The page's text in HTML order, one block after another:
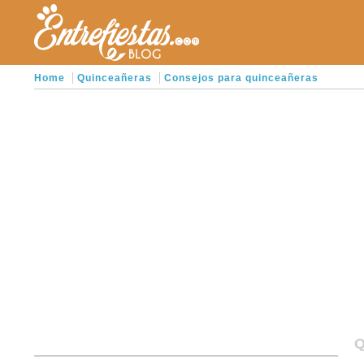
Home Quinceañeras Consejos para quinceañeras